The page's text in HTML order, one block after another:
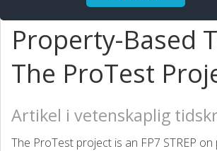
Property-Based
The ProTest
Artikel i vetenskaplig
The ProTest project is an FP7 STREP